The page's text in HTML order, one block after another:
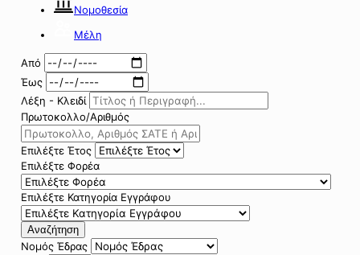
Νομοθεσία
Μέλη
Από
Έως
Λέξη - Κλειδί
Πρωτοκολλο/Αριθμός
Επιλέξτε Έτος
Επιλέξτε Φορέα
Επιλέξτε Κατηγορία Εγγράφου
Αναζήτηση
Νομός Έδρας